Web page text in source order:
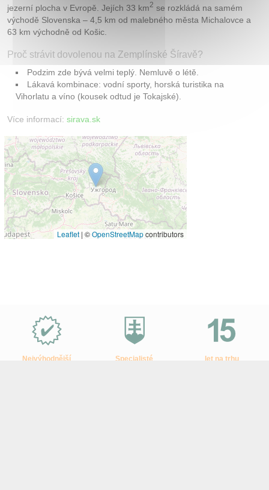
jezerní plocha v Evropě. Jejích 33 km2 se rozkládá na samém
východě Slovenska – 4,5 km od malebného města Michalovce a
63 km východně od Košic.
Proč strávit dovolenou na Zemplínské Šíravě?
Podzim zde bývá velmi teplý. Nemluvě o létě.
Lákavá kombinace: vodní sporty, horská turistika na
Vihorlatu a víno (kousek odtud je Tokajské).
Více informací: sirava.sk
Leaflet | ©OpenStreetMapcontributors
Slovensko.cz?
Nejvýhodnější
Specialisté
let na trhu